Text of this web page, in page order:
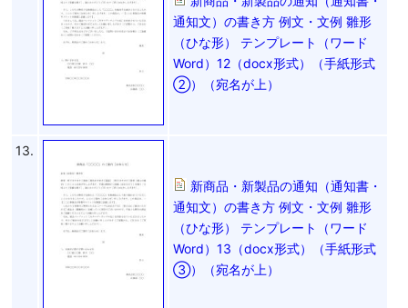
通知文）の書き方 例文・文例 雛形
（ひな形） テンプレート（ワード
Word）12（docx形式）（手紙形式
②）（宛名が上）
13.
新商品・新製品の通知（通知書・
通知文）の書き方 例文・文例 雛形
（ひな形） テンプレート（ワード
Word）13（docx形式）（手紙形式
③）（宛名が上）